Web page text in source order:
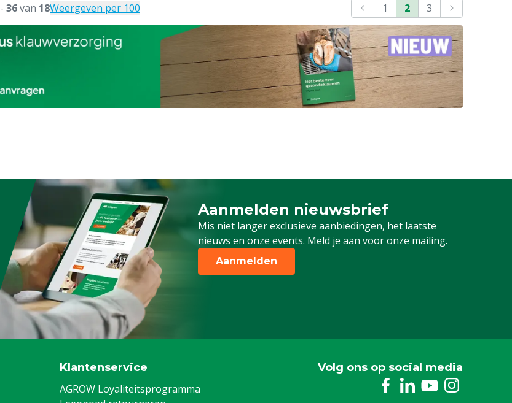
- 36van 18Weergeven per 100 1 2 3
Aanmelden nieuwsbrief
Mis niet langer exclusieve aanbiedingen, het laatste
nieuws en onze events. Meld je aan voor onze mailing.
Schrijf je in voor onze nieuwsbrief
Aanmelden
Klantenservice
AGROW Loyaliteitsprogramma
Volg ons op social media